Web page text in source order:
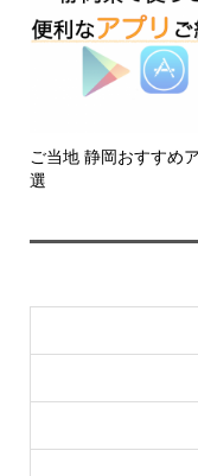
ご当地 静岡おすすめ
選